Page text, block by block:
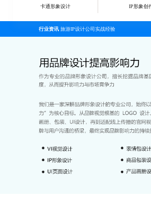
卡通形象设计 IP形象创
行业资讯 旅游IP设计公司实战经验